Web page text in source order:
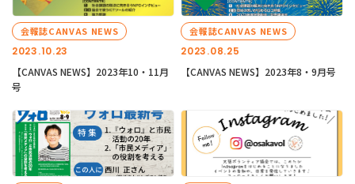
2023.10.23
会報誌CANVAS NEWS
【CANVAS NEWS】2023年10・11月
号
2023.08.25
会報誌CANVAS NEWS
【CANVAS NEWS】2023年8・9月号